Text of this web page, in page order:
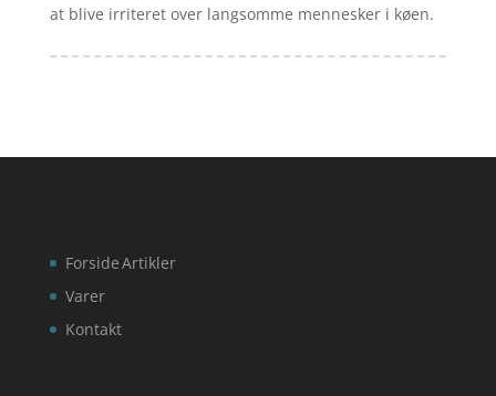
at blive irriteret over langsomme mennesker i køen.
Forside
Varer
Kontakt
Artikler